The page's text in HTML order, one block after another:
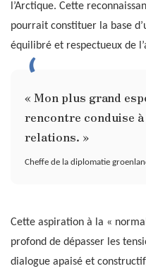
l’Arctique. Cette
pourrait constituer la base
équilibré et respectueux de
« Mon plus grand
rencontre conduise
relations. »
Cheffe de la diplomatie
Cette aspiration à la «
profond de dépasser les
dialogue apaisé et